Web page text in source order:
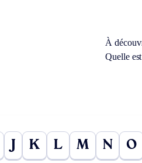
À
Quelle
K L M N O